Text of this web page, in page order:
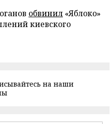
обвинил «Яблоко»
киевского
на наши